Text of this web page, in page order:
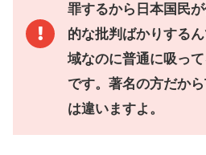
罪するから日本国民
的な批判ばかりする
域なのに普通に吸っ
です。著名の方だか
は違いますよ。